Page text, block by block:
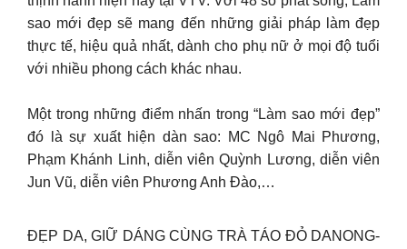
sao mới đẹp sẽ mang đến những giải pháp làm đẹp
thực tế, hiệu quả nhất, dành cho phụ nữ ở mọi độ tuổi
với nhiều phong cách khác nhau.
Một trong những điểm nhấn trong “Làm sao mới đẹp”
đó là sự xuất hiện dàn sao: MC Ngô Mai Phương,
Phạm Khánh Linh, diễn viên Quỳnh Lương, diễn viên
Jun Vũ, diễn viên Phương Anh Đào,…
ĐẸP DA, GIỮ DÁNG CÙNG TRÀ TÁO ĐỎ DANONG-